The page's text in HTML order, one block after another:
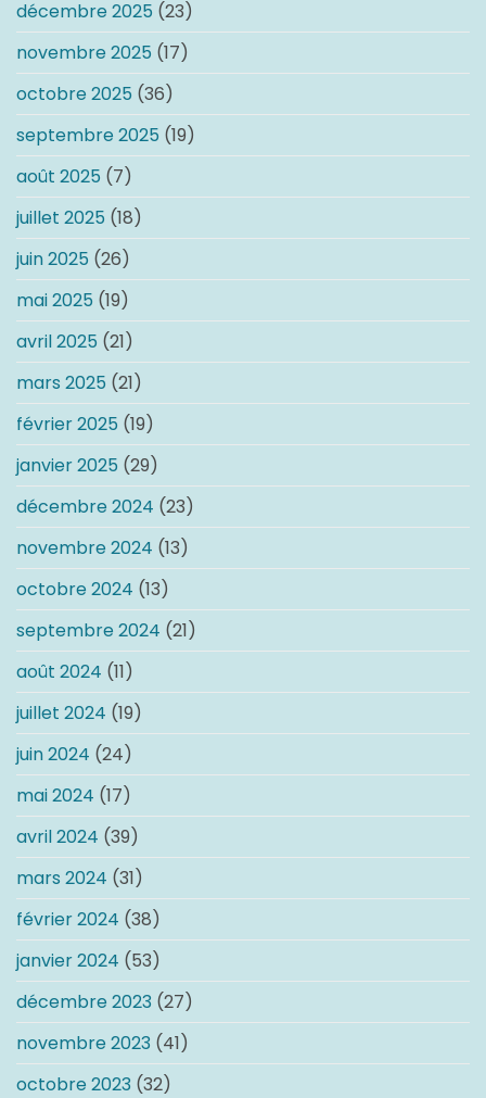
décembre 2025 (23)
novembre 2025 (17)
octobre 2025 (36)
septembre 2025 (19)
août 2025 (7)
juillet 2025 (18)
juin 2025 (26)
mai 2025 (19)
avril 2025 (21)
mars 2025 (21)
février 2025 (19)
janvier 2025 (29)
décembre 2024 (23)
novembre 2024 (13)
octobre 2024 (13)
septembre 2024 (21)
août 2024 (11)
juillet 2024 (19)
juin 2024 (24)
mai 2024 (17)
avril 2024 (39)
mars 2024 (31)
février 2024 (38)
janvier 2024 (53)
décembre 2023 (27)
novembre 2023 (41)
octobre 2023 (32)